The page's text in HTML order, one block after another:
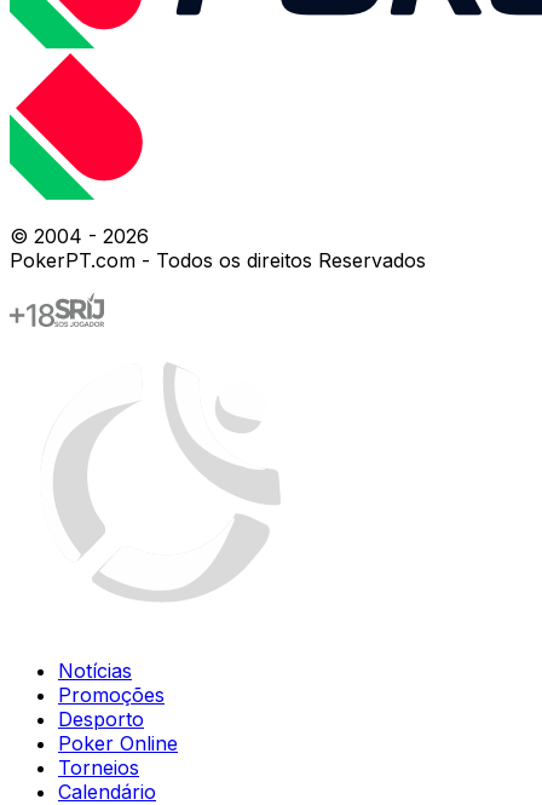
© 2004 - 2026
PokerPT.com - Todos os direitos Reservados
Notícias
Promoções
Desporto
Poker Online
Torneios
Calendário